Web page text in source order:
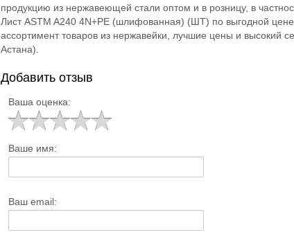
продукцию из нержавеющей стали оптом и в розницу, в
Лист ASTM A240 4N+PE (шлифованная) (ШТ) по выгодной
ассортимент товаров из нержавейки, лучшие цены и высокий
Астана).
Добавить отзыв
Ваша оценка:
Ваше имя:
Ваш email: